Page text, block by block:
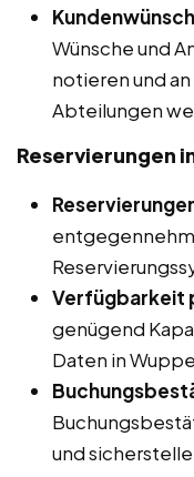
Wünsche und
notieren und
Abteilungen
Reservierungen
Verfügbarkeit
genügend
Daten in
und